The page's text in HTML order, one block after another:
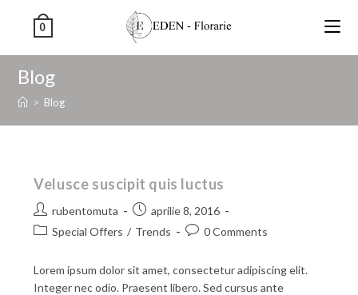
0
Blog
> Blog
Velusce suscipit quis luctus
rubentomuta
aprilie 8, 2016
Special Offers / Trends 0 Comments
Lorem ipsum dolor sit amet, consectetur adipiscing elit.
Integer nec odio. Praesent libero. Sed cursus ante